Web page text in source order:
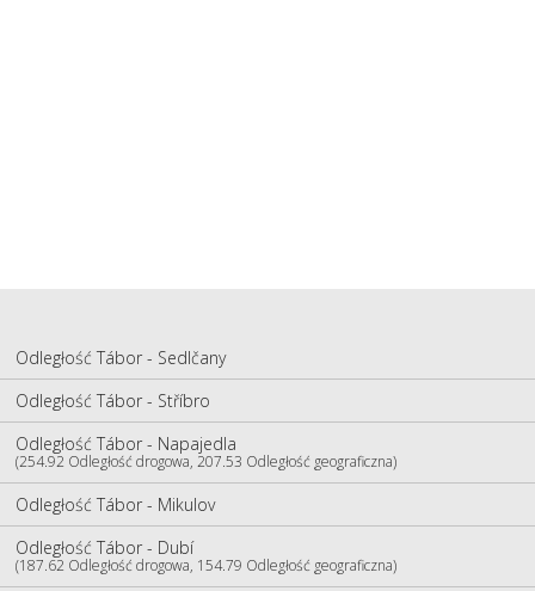
Odległość Tábor - Sedlčany
Odległość Tábor - Stříbro
Odległość Tábor - Napajedla
(254.92 Odległość drogowa, 207.53 Odległość geograficzna)
Odległość Tábor - Mikulov
Odległość Tábor - Dubí
(187.62 Odległość drogowa, 154.79 Odległość geograficzna)